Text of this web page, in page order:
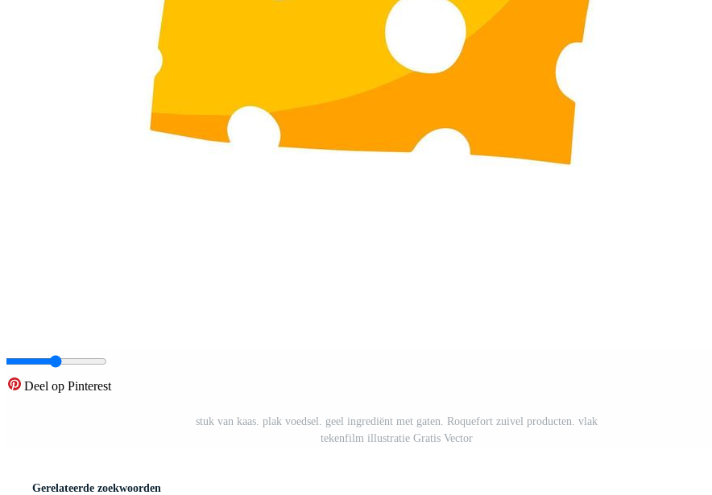
Deel op Pinterest
stuk van kaas. plak voedsel. geel ingrediënt met gaten. Roquefort zuivel producten. vlak
tekenfilm illustratie Gratis Vector
Gerelateerde zoekwoorden